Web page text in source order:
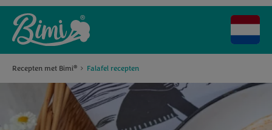
Recepten met Bimi® Falafel recepten